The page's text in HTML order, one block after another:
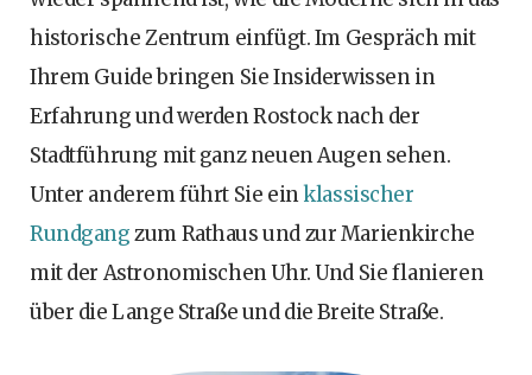
historische Zentrum einfügt. Im Gespräch mit
Ihrem Guide bringen Sie Insiderwissen in
Erfahrung und werden Rostock nach der
Stadtführung mit ganz neuen Augen sehen.
Unter anderem führt Sie einklassischer
Rundgangzum Rathaus und zur Marienkirche
mit der Astronomischen Uhr. Und Sie flanieren
über die Lange Straße und die Breite Straße.